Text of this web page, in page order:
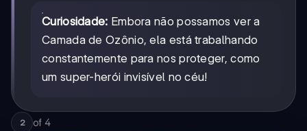
Curiosidade: Embora não possamos ver a
Camada de Ozônio, ela está trabalhando
constantemente para nos proteger, como
um super-herói invisível no céu!
2 of 4